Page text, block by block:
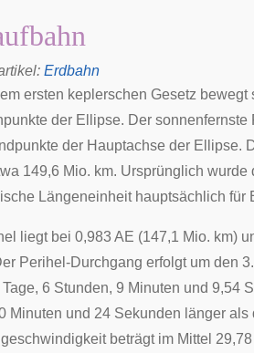
: Erdbahn
ersten keplerschen Gesetz bewegt
der Ellipse. Der sonnenfernste
der Hauptachse der Ellipse.
149,6 Mio. km. Ursprünglich
Längeneinheit hauptsächlich
liegt bei 0,983 AE (147,1 Mio. km)
Perihel-Durchgang erfolgt um den
Tage, 6 Stunden, 9 Minuten und 9,54
Minuten und 24 Sekunden länger als
beträgt im Mittel